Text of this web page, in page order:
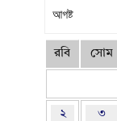
রবি সোম
২ ৩